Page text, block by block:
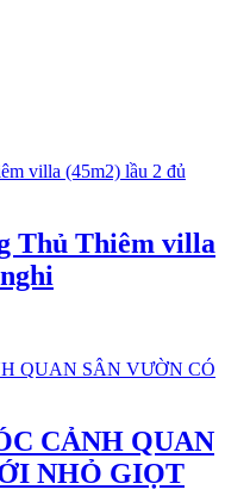
Thủ Thiêm villa
CẢNH QUAN
NHỎ GIỌT